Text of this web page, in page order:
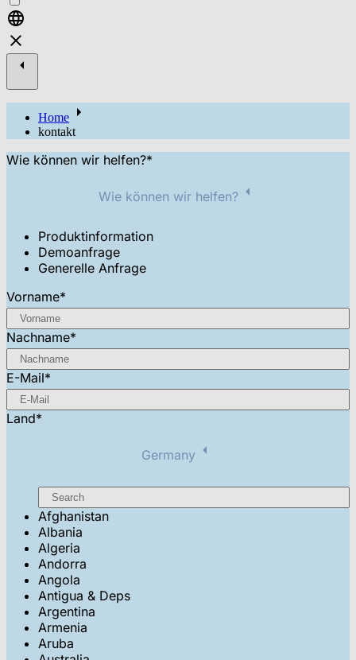
Home
kontakt
Wie können wir helfen?*
Wie können wir helfen?
Produktinformation
Demoanfrage
Generelle Anfrage
Vorname*
Nachname*
E-Mail*
Land*
Germany
Afghanistan
Albania
Algeria
Andorra
Angola
Antigua & Deps
Argentina
Armenia
Aruba